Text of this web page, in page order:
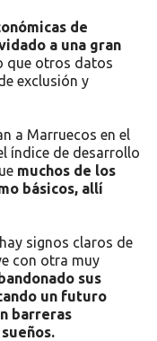
de
a una gran
que otros datos
exclusión y
a Marruecos en el
índice de desarrollo
muchos de los
básicos, allí
signos claros de
con otra muy
sus
un futuro
barreras